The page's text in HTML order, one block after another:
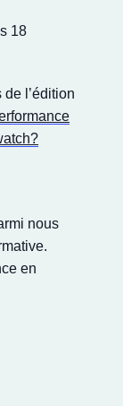
18
l’édition
nous
en